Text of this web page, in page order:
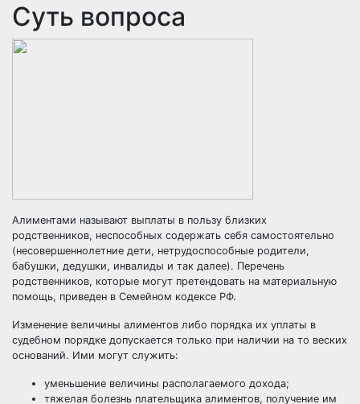
Суть вопроса
Алиментами называют выплаты в пользу близких
родственников, неспособных содержать себя самостоятельно
(несовершеннолетние дети, нетрудоспособные родители,
бабушки, дедушки, инвалиды и так далее). Перечень
родственников, которые могут претендовать на материальную
помощь, приведен в Семейном кодексе РФ.
Изменение величины алиментов либо порядка их уплаты в
судебном порядке допускается только при наличии на то веских
оснований. Ими могут служить:
уменьшение величины располагаемого дохода;
тяжелая болезнь плательщика алиментов, получение им